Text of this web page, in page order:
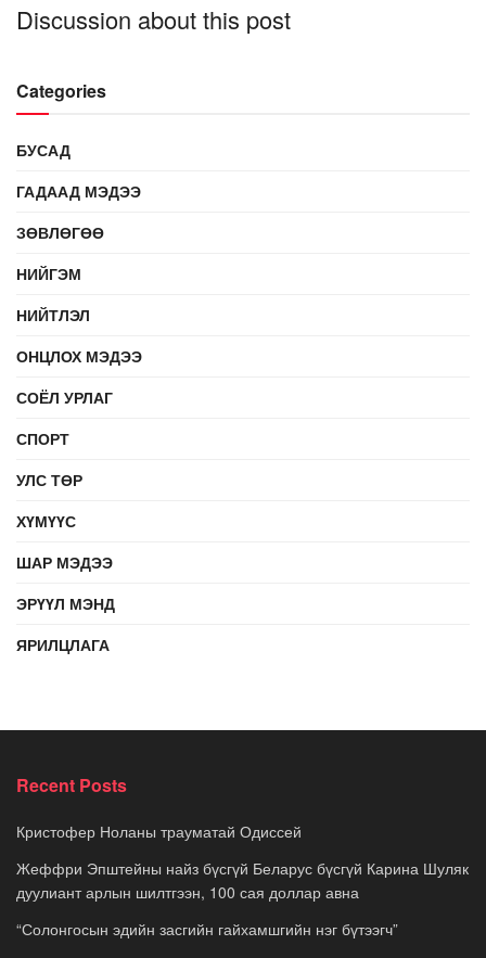
Discussion about this post
Categories
БУСАД
ГАДААД МЭДЭЭ
ЗӨВЛӨГӨӨ
НИЙГЭМ
НИЙТЛЭЛ
ОНЦЛОХ МЭДЭЭ
СОЁЛ УРЛАГ
СПОРТ
УЛС ТӨР
ХҮМҮҮС
ШАР МЭДЭЭ
ЭРҮҮЛ МЭНД
ЯРИЛЦЛАГА
Recent Posts
Кристофер Ноланы трауматай Одиссей
Жеффри Эпштейны найз бүсгүй Беларус бүсгүй Карина Шуляк
дуулиант арлын шилтгээн, 100 сая доллар авна
“Солонгосын эдийн засгийн гайхамшгийн нэг бүтээгч”